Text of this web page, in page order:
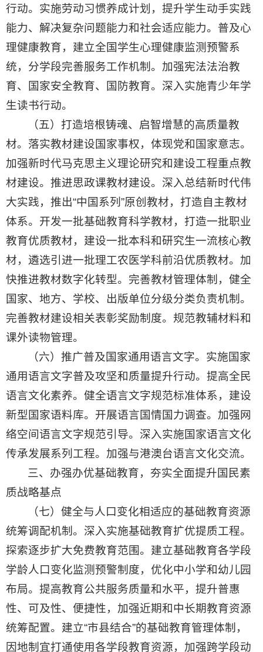
行动。实施劳动习惯养成计划，提升学生动手实践
能力、解决复杂问题能力和社会适应能力。普及心
理健康教育，建立全国学生心理健康监测预警系
统，分学段完善服务工作机制。加强宪法法治教
育、国家安全教育、国防教育。深入实施青少年学
生读书行动。
（五）打造培根铸魂、启智增慧的高质量教
材。落实教材建设国家事权，体现党和国家意志。
加强新时代马克思主义理论研究和建设工程重点教
材建设。推进思政课教材建设。深入总结新时代伟
大实践，推出“中国系列”原创教材，打造自主教材
体系。开发一批基础教育科学教材，打造一批职业
教育优质教材，建设一批本科和研究生一流核心教
材，遴选引进一批理工农医学科前沿优质教材。加
快推进教材数字化转型。完善教材管理体制，健全
国家、地方、学校、出版单位分级分类负责机制。
完善教材建设相关表彰奖励制度。规范教辅材料和
课外读物管理。
（六）推广普及国家通用语言文字。实施国家
通用语言文字普及攻坚和质量提升行动。提高全民
语言文化素养。健全语言文字规范标准体系，建设
新型国家语料库。开展语言国情国力调查。加强网
络空间语言文字规范引导。深入实施国家语言文化
传承发展系列工程。加强与港澳台语言文化交流。
三、办强办优基础教育，夯实全面提升国民素
质战略基点
（七）健全与人口变化相适应的基础教育资源
统筹调配机制。深入实施基础教育扩优提质工程。
探索逐步扩大免费教育范围。建立基础教育各学段
学龄人口变化监测预警制度，优化中小学和幼儿园
布局。提高教育公共服务质量和水平，提升普惠
性、可及性、便捷性，加强近期和中长期教育资源
统筹配置。建立“市县结合”的基础教育管理体制，
因地制宜打通使用各学段教育资源，加强跨学段动